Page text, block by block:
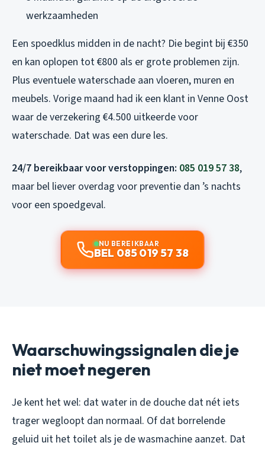
werkzaamheden
Een spoedklus midden in de nacht? Die begint bij €350
en kan oplopen tot €800 als er grote problemen zijn.
Plus eventuele waterschade aan vloeren, muren en
meubels. Vorige maand had ik een klant in Venne Oost
waar de verzekering €4.500 uitkeerde voor
waterschade. Dat was een dure les.
24/7 bereikbaar voor verstoppingen: 085 019 57 38,
maar bel liever overdag voor preventie dan ’s nachts
voor een spoedgeval.
NU BEREIKBAAR
BEL 085 019 57 38
Waarschuwingssignalen die je
niet moet negeren
Je kent het wel: dat water in de douche dat nét iets
trager wegloopt dan normaal. Of dat borrelende
geluid uit het toilet als je de wasmachine aanzet. Dat